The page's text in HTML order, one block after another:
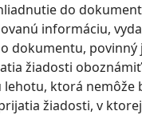
do
informáciu,
dokumentu, povinný
žiadosti
ktorá nemôže
žiadosti, v